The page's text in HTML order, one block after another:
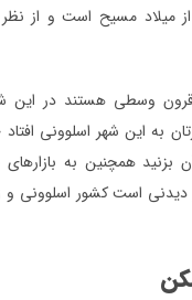
سال 2000 قبل از میلاد مسیح است و
وسطی هستند در این
به این شهر اسلوونی
بزنید همچنین به
دیدنی است کشور اسلوونی